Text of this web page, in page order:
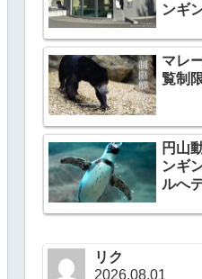
ンギ
マレ
覧制
円山
ンギ
ルへ
リク
2026.08.01